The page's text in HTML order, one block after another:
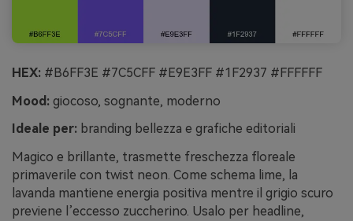
HEX: #B6FF3E #7C5CFF #E9E3FF #1F2937 #FFFFFF
Mood: giocoso, sognante, moderno
Ideale per: branding bellezza e grafiche editoriali
Magico e brillante, trasmette freschezza floreale
primaverile con twist neon. Come schema lime, la
lavanda mantiene energia positiva mentre il grigio scuro
previene l’eccesso zuccherino. Usalo per headline,